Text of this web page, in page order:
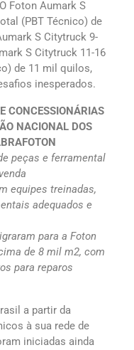
Foton Aumark S
(PBT Técnico) de
S Citytruck 9-
S Citytruck 11-16
de 11 mil quilos,
inesperados.
CONCESSIONÁRIAS
NACIONAL DOS
peças e ferramental
equipes treinadas,
adequados e
para a Foton
de 8 mil m2, com
para reparos
a partir da
à sua rede de
iniciadas ainda